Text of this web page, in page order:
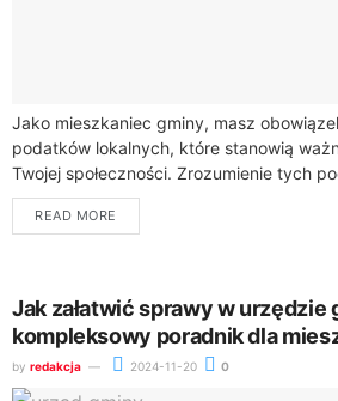
Jako mieszkaniec gminy, masz
podatków lokalnych, które stanowią
Twojej społeczności. Zrozumienie tych
w prawidłowym i terminowym
READ MORE
Jak załatwić sprawy w urzędzie
kompleksowy poradnik dla
by redakcja 2024-11-20 0